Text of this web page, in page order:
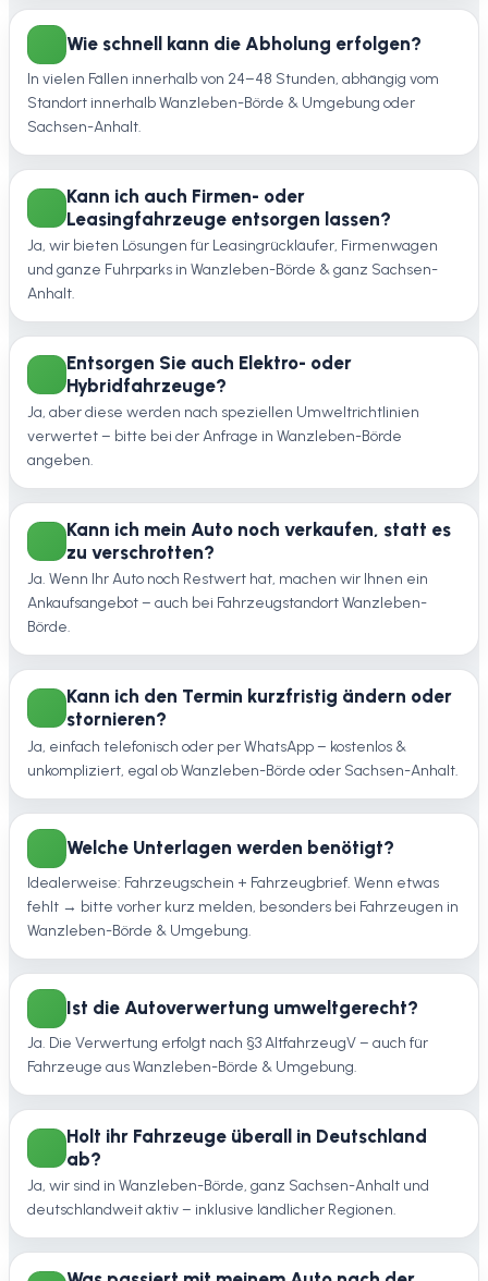
Wie schnell kann die Abholung erfolgen?
In vielen Fällen innerhalb von 24–48 Stunden, abhängig vom
Standort innerhalb Wanzleben-Börde & Umgebung oder
Sachsen-Anhalt.
Kann ich auch Firmen- oder
Leasingfahrzeuge entsorgen lassen?
Ja, wir bieten Lösungen für Leasingrückläufer, Firmenwagen
und ganze Fuhrparks in Wanzleben-Börde & ganz Sachsen-
Anhalt.
Entsorgen Sie auch Elektro- oder
Hybridfahrzeuge?
Ja, aber diese werden nach speziellen Umweltrichtlinien
verwertet – bitte bei der Anfrage in Wanzleben-Börde
angeben.
Kann ich mein Auto noch verkaufen, statt es
zu verschrotten?
Ja. Wenn Ihr Auto noch Restwert hat, machen wir Ihnen ein
Ankaufsangebot – auch bei Fahrzeugstandort Wanzleben-
Börde.
Kann ich den Termin kurzfristig ändern oder
stornieren?
Ja, einfach telefonisch oder per WhatsApp – kostenlos &
unkompliziert, egal ob Wanzleben-Börde oder Sachsen-Anhalt.
Welche Unterlagen werden benötigt?
Idealerweise: Fahrzeugschein + Fahrzeugbrief. Wenn etwas
fehlt → bitte vorher kurz melden, besonders bei Fahrzeugen in
Wanzleben-Börde & Umgebung.
Ist die Autoverwertung umweltgerecht?
Ja. Die Verwertung erfolgt nach §3 AltfahrzeugV – auch für
Fahrzeuge aus Wanzleben-Börde & Umgebung.
Holt ihr Fahrzeuge überall in Deutschland
ab?
Ja, wir sind in Wanzleben-Börde, ganz Sachsen-Anhalt und
deutschlandweit aktiv – inklusive ländlicher Regionen.